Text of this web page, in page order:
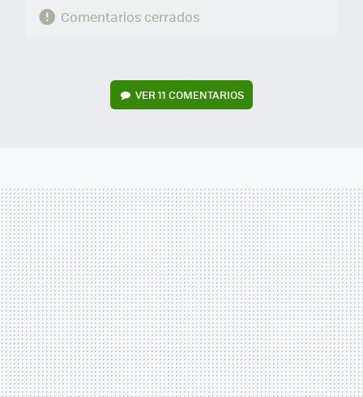
Comentarios cerrados
VER11 COMENTARIOS